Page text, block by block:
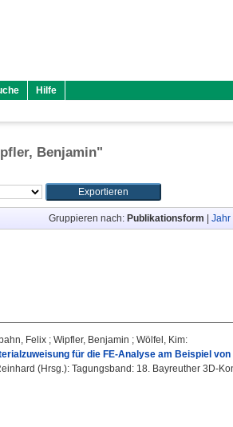
Hilfe
Benjamin"
Gruppieren nach: Publikationsform Jahr|
Felix ; Wipfler, Benjamin ; Wölfel, Kim:
für die FE-Analyse am Beispiel
(Hrsg.): Tagungsband: 18. Bayreuther 3D-